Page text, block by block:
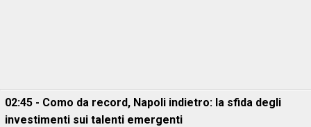
02:45 - Como da record, Napoli indietro: la sfida degli
investimenti sui talenti emergenti